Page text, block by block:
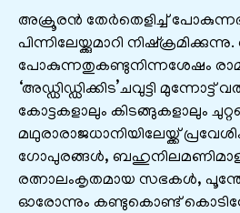
അക്രൂരൻ തേർതെളിച്ച്
പിന്നിലേയ്ക്കുമാറി
പോകുന്നതുകണ്ടുനിന്നശേഷം
‘അഡ്ഡിഡ്ഡിക്കിട’ചവുട്ടി
കോട്ടകളാലും കിടങ്ങുകളാലും
മഥുരാരാജധാനിയിലേയ്ക്ക്
ഗോപുരങ്ങൾ,
രത്നാലംകൃതമായ സഭകൾ,
ഓരോന്നും കണ്ടുകൊണ്ട്